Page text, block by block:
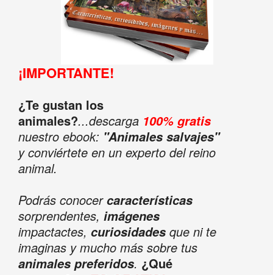
¡IMPORTANTE!
¿Te gustan los
animales?...descarga 100% gratis
nuestro ebook: "Animales salvajes"
y conviértete en un experto del reino
animal.
Podrás conocercaracterísticas
sorprendentes, imágenes
impactactes, curiosidadesque ni te
imaginas y mucho más sobre tus
animales preferidos. ¿Qué